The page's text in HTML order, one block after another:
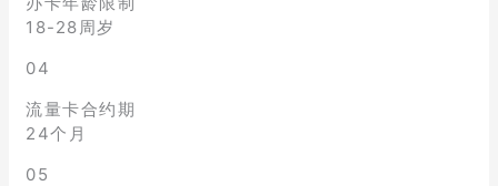
18-28周岁
04
流量卡合约期
24个月
05